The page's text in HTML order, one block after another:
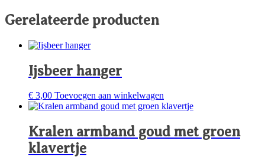
Gerelateerde producten
Ijsbeer hanger
€ 3,00 Toevoegen aan winkelwagen
Kralen armband goud met groen
klavertje